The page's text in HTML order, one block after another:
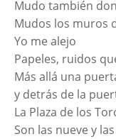
Mudo también
Mudos los muros
Yo me alejo
Papeles, ruidos
Más allá una
y detrás de la
La Plaza de los
Son las nueve y